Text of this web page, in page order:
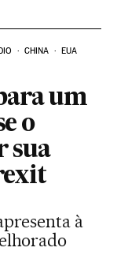
CHINA EUA
um
o
sua
à